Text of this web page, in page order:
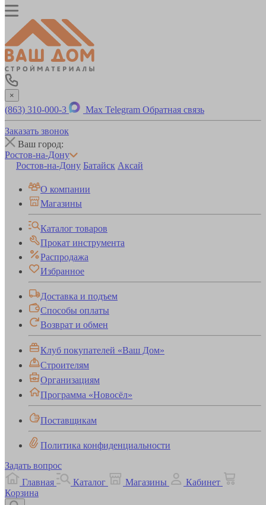
×
(863) 310-000-3 Max Telegram Обратная связь
Заказать звонок
Ваш город:
Ростов-на-Дону
Ростов-на-Дону Батайск Аксай
О компании
Магазины
Каталог товаров
Прокат инструмента
Распродажа
Избранное
Доставка и подъем
Способы оплаты
Возврат и обмен
Клуб покупателей «Ваш Дом»
Строителям
Организациям
Программа «Новосёл»
Поставщикам
Политика конфиденциальности
Задать вопрос
Главная
Каталог Магазины
Кабинет
Корзина